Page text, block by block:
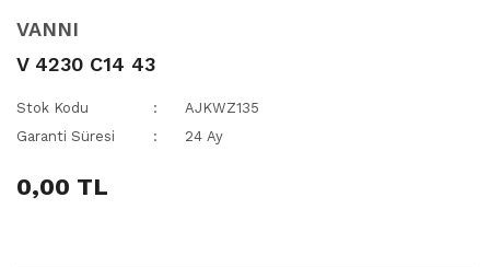
VANNI
V 4230 C14 43
Stok Kodu
AJKWZ135
Garanti Süresi
24 Ay
0,00 TL